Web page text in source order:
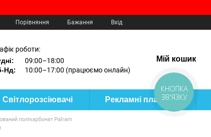
Порівняння Бажання Вхід
роботи:
09:00–18:00
Нд:
10:00–17:00 (працюємо онлайн)
Мій кошик
Світлорозсіювачі Рекламні пластики
полікарбонат Palram
КНОПКА
ЗВ'ЯЗКУ